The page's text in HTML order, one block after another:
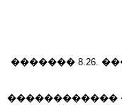
������� 8.26.
������������